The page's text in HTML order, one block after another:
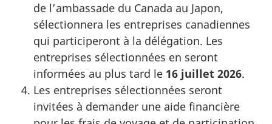
de l’ambassade du Canada au Japon,
sélectionnera les entreprises canadiennes
qui participeront à la délégation. Les
entreprises sélectionnées en seront
informées au plus tard le 16 juillet 2026.
Les entreprises sélectionnées seront
invitées à demander une aide financière